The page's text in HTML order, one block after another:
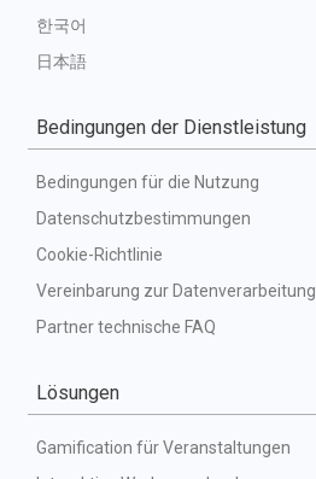
한국어
日本語
Bedingungen der Dienstleistung
Bedingungen für die Nutzung
Datenschutzbestimmungen
Cookie-Richtlinie
Vereinbarung zur Datenverarbeitung
Partner technische FAQ
Lösungen
Gamification für Veranstaltungen